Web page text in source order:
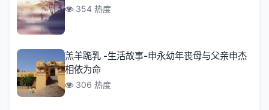
354 热度
羔羊跪乳 -生活故事-​申永幼年丧母与父亲申杰
相依为命
306 热度